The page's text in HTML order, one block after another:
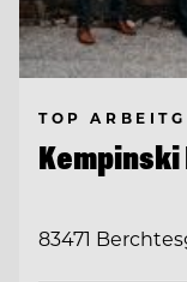
TOP
83471